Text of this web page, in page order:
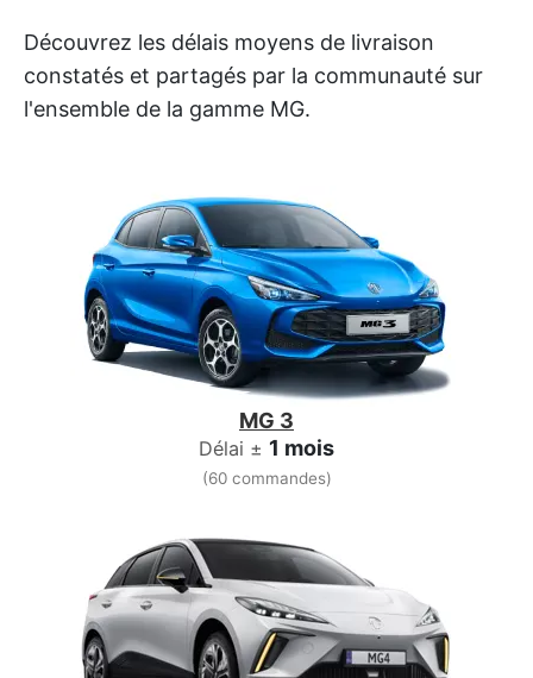
Découvrez les délais moyens de livraison
constatés et partagés par la communauté sur
l'ensemble de la gamme MG.
MG 3
Délai ± 1 mois
(60 commandes)